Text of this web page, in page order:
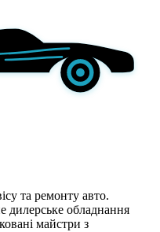
та ремонту авто.
дилерське обладнання
майстри з